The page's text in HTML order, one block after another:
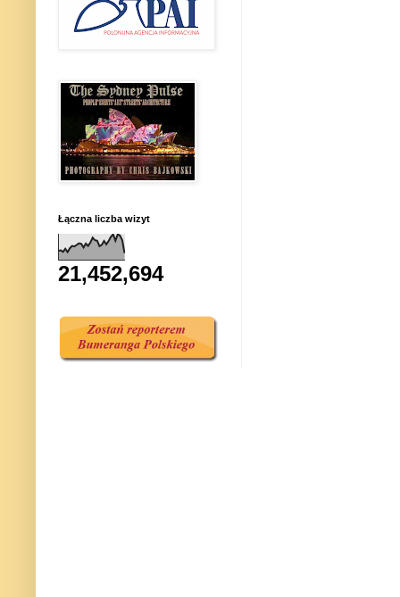
Łączna liczba wizyt
21,452,694